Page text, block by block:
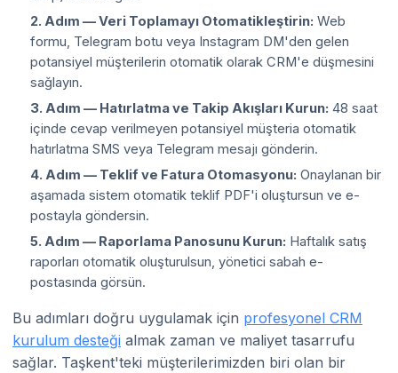
2. Adım — Veri Toplamayı Otomatikleştirin: Web
formu, Telegram botu veya Instagram DM'den gelen
potansiyel müşterilerin otomatik olarak CRM'e düşmesini
sağlayın.
3. Adım — Hatırlatma ve Takip Akışları Kurun: 48 saat
içinde cevap verilmeyen potansiyel müşteria otomatik
hatırlatma SMS veya Telegram mesajı gönderin.
4. Adım — Teklif ve Fatura Otomasyonu: Onaylanan bir
aşamada sistem otomatik teklif PDF'i oluştursun ve e-
postayla göndersin.
5. Adım — Raporlama Panosunu Kurun: Haftalık satış
raporları otomatik oluşturulsun, yönetici sabah e-
postasında görsün.
Bu adımları doğru uygulamak için profesyonel CRM
kurulum desteği almak zaman ve maliyet tasarrufu
sağlar. Taşkent'teki müşterilerimizden biri olan bir